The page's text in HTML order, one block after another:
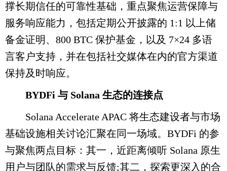
撑长期信任的可靠性基础，重点聚焦运营保障与
服务响应能力，包括定期公开披露的 1:1 以上储
备金证明、800 BTC 保护基金，以及 7×24 多语
言客户支持，并在包括社交媒体在内的官方渠道
保持及时响应。
BYDFi 与 Solana 生态的连接点
Solana Accelerate APAC 将生态建设者与市场
基础设施相关讨论汇聚在同一场域。BYDFi 的参
与聚焦两点目标：其一，近距离倾听 Solana 原生
用户与团队的需求与反馈;其二，探索更深入的合